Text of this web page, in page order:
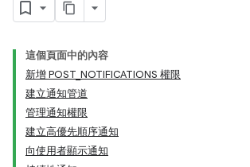
這個頁面中的內容
新增 POST_NOTIFICATIONS 權限
建立通知管道
管理通知權限
建立高優先順序通知
向使用者顯示通知